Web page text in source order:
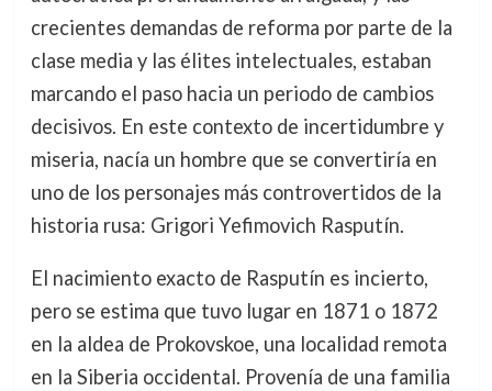
crecientes demandas de reforma por parte de la
clase media y las élites intelectuales, estaban
marcando el paso hacia un periodo de cambios
decisivos. En este contexto de incertidumbre y
miseria, nacía un hombre que se convertiría en
uno de los personajes más controvertidos de la
historia rusa: Grigori Yefimovich Rasputín.
El nacimiento exacto de Rasputín es incierto,
pero se estima que tuvo lugar en 1871 o 1872
en la aldea de Prokovskoe, una localidad remota
en la Siberia occidental. Provenía de una familia